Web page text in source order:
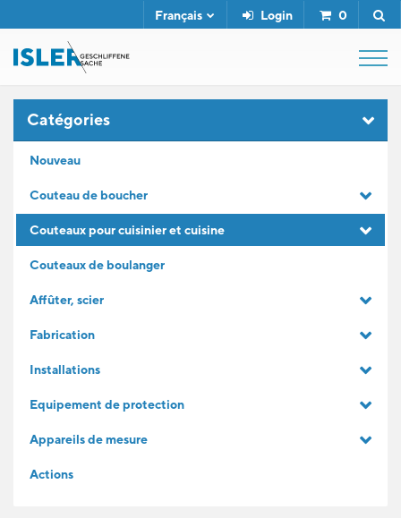
Login 0
Français
SERVICE
Catégories
Nouveau
Couteau de boucher
Couteaux pour cuisinier et cuisine
Couteaux de boulanger
Affûter, scier
Fabrication
Installations
Equipement de protection
Appareils de mesure
Actions